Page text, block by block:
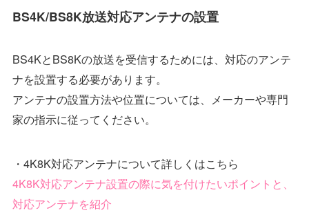
BS4K/BS8K放送対応アンテナの設置
BS4KとBS8Kの放送を受信するためには、対応のアンテ
ナを設置する必要があります。
アンテナの設置方法や位置については、メーカーや専門
家の指示に従ってください。
・4K8K対応アンテナについて詳しくはこちら
4K8K対応アンテナ設置の際に気を付けたいポイントと、
対応アンテナを紹介